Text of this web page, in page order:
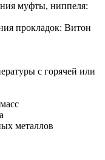
муфты, ниппеля:
прокладок: Витон
с горячей или
металлов